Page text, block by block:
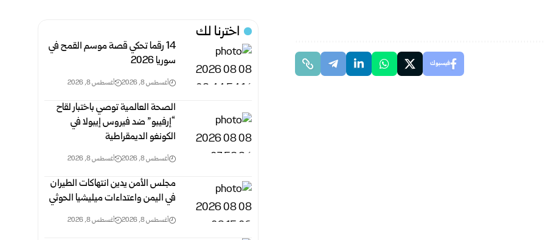
فيسبوك
اخترنا لك
14 رقما تحكي قصة موسم القمح في
سوريا 2026
أغسطس 8, 2026 أغسطس 8, 2026
الصحة العالمية توصي باختبار لقاح
“إرفيبو” ضد فيروس إيبولا في
الكونغو الديمقراطية
أغسطس 8, 2026 أغسطس 8, 2026
مجلس الأمن يدين انتهاكات الطيران
في اليمن واعتداءات ميليشيا الحوثي
أغسطس 8, 2026 أغسطس 8, 2026